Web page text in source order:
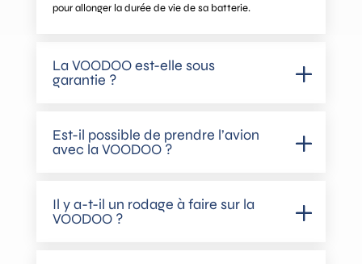
pour allonger la durée de vie de sa batterie.
La VOODOO est-elle sous
garantie ?
Est-il possible de prendre l’avion
avec la VOODOO ?
Il y a-t-il un rodage à faire sur la
VOODOO ?